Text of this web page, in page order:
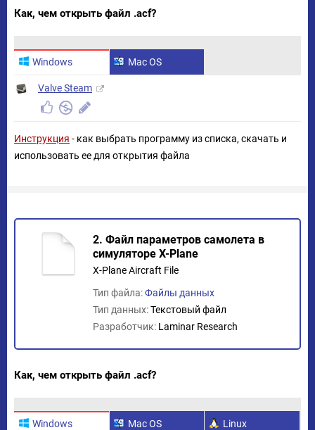
Как, чем открыть файл .acf?
Windows Mac OS
Valve Steam
Инструкция - как выбрать программу из списка, скачать и
использовать ее для открытия файла
2. Файл параметров самолета в
симуляторе X-Plane
X-Plane Aircraft File
Тип файла:Файлы данных
Тип данных:Текстовый файл
Разработчик: Laminar Research
Как, чем открыть файл .acf?
Windows Mac OS Linux